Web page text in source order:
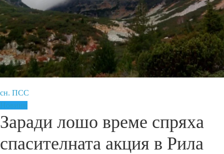
сн. ПСС
Новини
Заради лошо време спряха
спасителната акция в Рила